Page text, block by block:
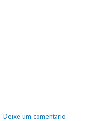
Deixe um comentário